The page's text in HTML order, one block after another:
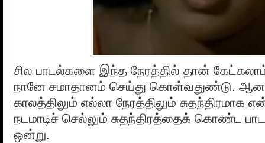
சில பாடல்களை இந்த நேரத்தில் தான்
நானே சமாதானம் செய்து கொள்வதுண்டு.
காலத்திலும் எல்லா நேரத்திலும் சுதந்திரமாக
நடமாடிச் செல்லும் சுதந்திரத்தைக் கொண்ட
ஒன்று.